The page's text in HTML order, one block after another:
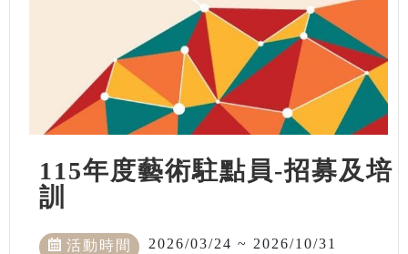
115年度藝術駐點員-招募及培
訓
活動時間 2026/03/24 ~ 2026/10/31